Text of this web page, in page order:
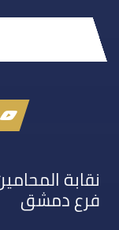
نقابة
فرع دمشق